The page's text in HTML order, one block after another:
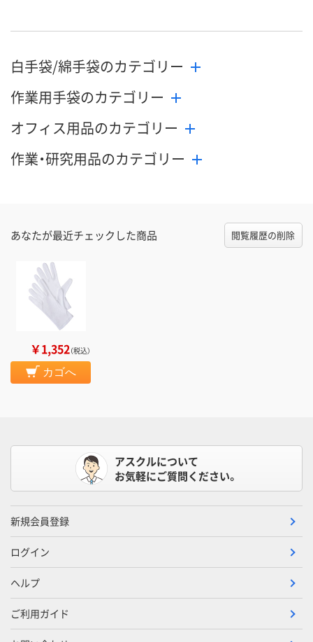
白手袋/綿手袋のカテゴリー
作業用手袋のカテゴリー
オフィス用品のカテゴリー
作業・研究用品のカテゴリー
あなたが最近チェックした商品 閲覧履歴の削除
￥1,352（税込）
カゴへ
アスクルについて
お気軽にご質問ください。
新規会員登録
ログイン
ヘルプ
ご利用ガイド